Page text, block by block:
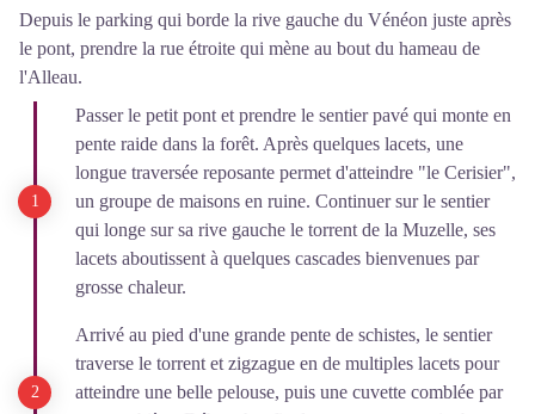
Depuis le parking qui borde la rive gauche du Vénéon juste après
le pont, prendre la rue étroite qui mène au bout du hameau de
l'Alleau.
Passer le petit pont et prendre le sentier pavé qui monte en
pente raide dans la forêt. Après quelques lacets, une
longue traversée reposante permet d'atteindre "le Cerisier",
un groupe de maisons en ruine. Continuer sur le sentier
qui longe sur sa rive gauche le torrent de la Muzelle, ses
lacets aboutissent à quelques cascades bienvenues par
grosse chaleur.
Arrivé au pied d'une grande pente de schistes, le sentier
traverse le torrent et zigzague en de multiples lacets pour
atteindre une belle pelouse, puis une cuvette comblée par